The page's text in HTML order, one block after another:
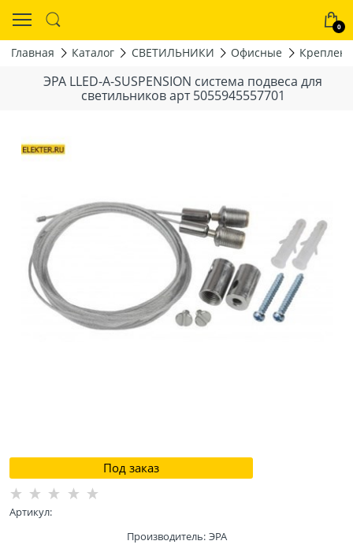
0
Главная Каталог СВЕТИЛЬНИКИ Офисные
ЭРА LLED-А-SUSPENSION система подвеса для
светильников арт 5055945557701
Под заказ
Артикул:
Производитель: ЭРА